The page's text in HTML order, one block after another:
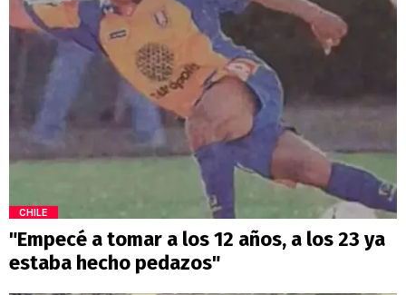
CHILE
"Empecé a tomar a los 12 años, a los 23 ya
estaba hecho pedazos"